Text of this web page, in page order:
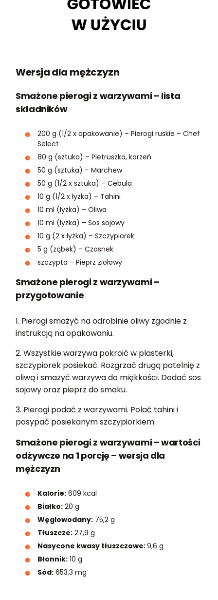
Wersja dla mężczyzn
Smażone pierogi z warzywami – lista
składników
200 g (1/2 x opakowanie) – Pierogi ruskie – Chef
Select
80 g (sztuka) – Pietruszka, korzeń
50 g (sztuka) – Marchew
50 g (1/2 x sztuka) – Cebula
10 g (1/2 x łyżka) – Tahini
10 ml (łyżka) – Oliwa
10 ml (łyżka) – Sos sojowy
10 g (2 x łyżka) – Szczypiorek
5 g (ząbek) – Czosnek
szczypta – Pieprz ziołowy
Smażone pierogi z warzywami –
przygotowanie
1. Pierogi smażyć na odrobinie oliwy zgodnie z
instrukcją na opakowaniu.
2. Wszystkie warzywa pokroić w plasterki,
szczypiorek posiekać. Rozgrzać drugą patelnię z
oliwą i smażyć warzywa do miękkości. Dodać sos
sojowy oraz pieprz do smaku.
3. Pierogi podać z warzywami. Polać tahini i
posypać posiekanym szczypiorkiem.
Smażone pierogi z warzywami – wartości
odżywcze na 1 porcję – wersja dla
mężczyzn
Kalorie: 609 kcal
Białko: 20 g
Węglowodany: 75,2 g
Tłuszcze: 27,9 g
Nasycone kwasy tłuszczowe:9,6 g
Błonnik: 10 g
Sód: 653,3 mg